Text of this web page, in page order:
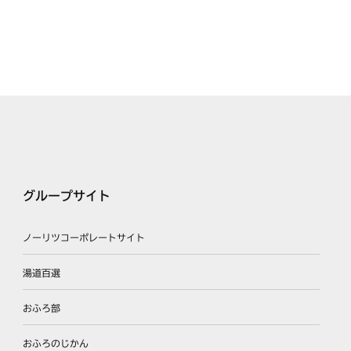
グループサイト
ノーリツコーポレートサイト
湯道百選
おふろ部
おふろのじかん